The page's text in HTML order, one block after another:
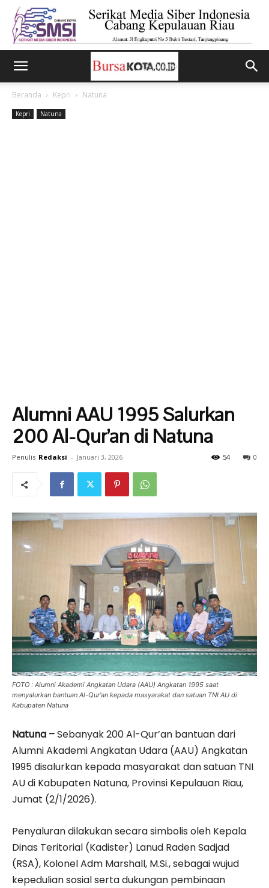
Beranda Kepri Natuna
Kepri Natuna
Alumni AAU 1995 Salurkan
200 Al-Qur’an di Natuna
Penulis Redaksi - Januari 3, 2026 0
54
FOTO : Alumni Akademi Angkatan Udara (AAU) Angkatan 1995 saat
menyalurkan bantuan Al-Qur'an kepada masyarakat dan satuan TNI AU di
Kabupaten Natuna
Natuna –Sebanyak 200 Al-Qur’an bantuan dari
Alumni Akademi Angkatan Udara (AAU) Angkatan
1995 disalurkan kepada masyarakat dan satuan TNI
AU di Kabupaten Natuna, Provinsi Kepulauan Riau,
Jumat (2/1/2026).
Penyaluran dilakukan secara simbolis oleh Kepala
Dinas Teritorial (Kadister) Lanud Raden Sadjad
(RSA), Kolonel Adm Marshall, M.Si., sebagai wujud
kepedulian sosial serta dukungan pembinaan